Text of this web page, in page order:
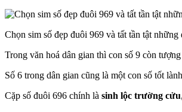
Chọn sim số đẹp đuôi 969 và tất tần tật những
Trong văn hoá dân gian thì con số 9 còn
Số 6 trong dân gian cũng là một con số tốt
Cặp số đuôi 696 chính là sinh lộc trường cửu